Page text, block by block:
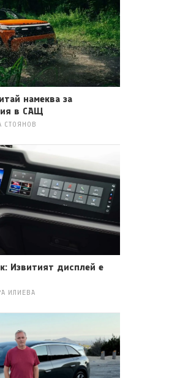
намеква за
в САЩ
СТОЯНОВ
Извитият дисплей е
ИЛИЕВА